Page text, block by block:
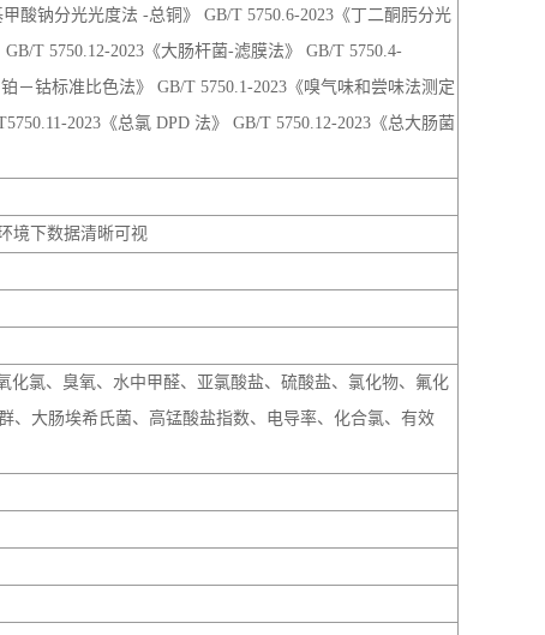
境下数据清晰可视
氯、臭氧、水中甲醛、亚氯酸盐、硫酸盐、氯化物、氟化
大肠埃希氏菌、高锰酸盐指数、电导率、化合氯、有效